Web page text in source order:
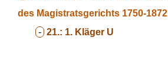
des Magistratsgerichts 1750-1872
- 21.: 1. Kläger U